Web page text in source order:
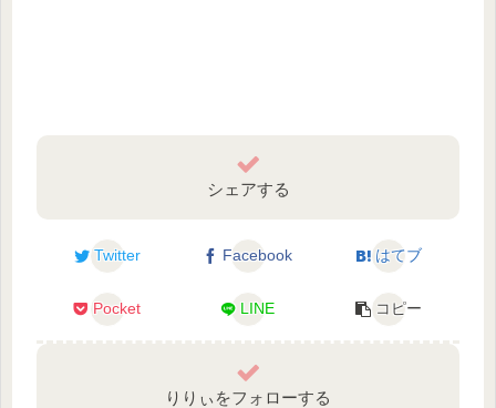
シェアする
Twitter Facebook はてブ
Pocket LINE コピー
りりぃをフォローする